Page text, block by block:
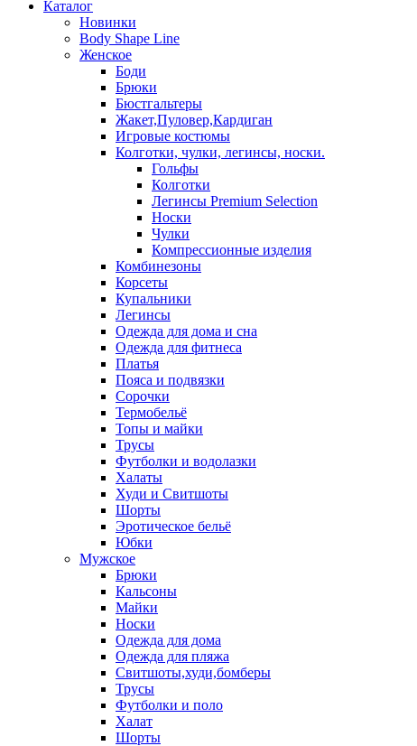
Каталог
Новинки
Body Shape Line
Женское
Боди
Брюки
Бюстгальтеры
Жакет,Пуловер,Кардиган
Игровые костюмы
Колготки, чулки, легинсы, носки.
Гольфы
Колготки
Легинсы Premium Selection
Носки
Чулки
Компрессионные изделия
Комбинезоны
Корсеты
Купальники
Легинсы
Одежда для дома и сна
Одежда для фитнеса
Платья
Пояса и подвязки
Сорочки
Термобельё
Топы и майки
Трусы
Футболки и водолазки
Халаты
Худи и Свитшоты
Шорты
Эротическое бельё
Юбки
Мужское
Брюки
Кальсоны
Майки
Носки
Одежда для дома
Одежда для пляжа
Свитшоты,худи,бомберы
Трусы
Футболки и поло
Халат
Шорты